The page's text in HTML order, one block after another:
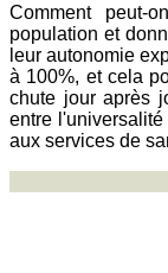
Comment peut-
population et
leur autonomie
à 100%, et cela
chute jour après
entre
aux services de